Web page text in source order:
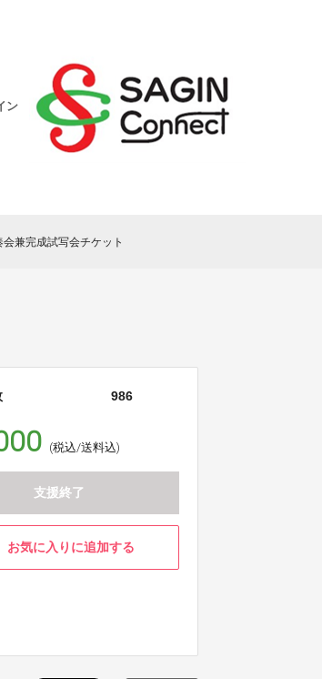
ン
兼完成試写会チケット
986
(税込/送料込)
支援終了
お気に入りに追加する